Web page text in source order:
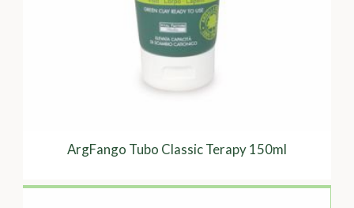
ArgFango Tubo Classic Terapy 150ml